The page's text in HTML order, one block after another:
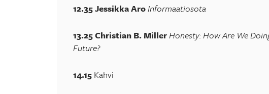
12.35 Jessikka AroInformaatiosota
13.25 Christian B. MillerHonesty: How Are We
Future?
14.15 Kahvi